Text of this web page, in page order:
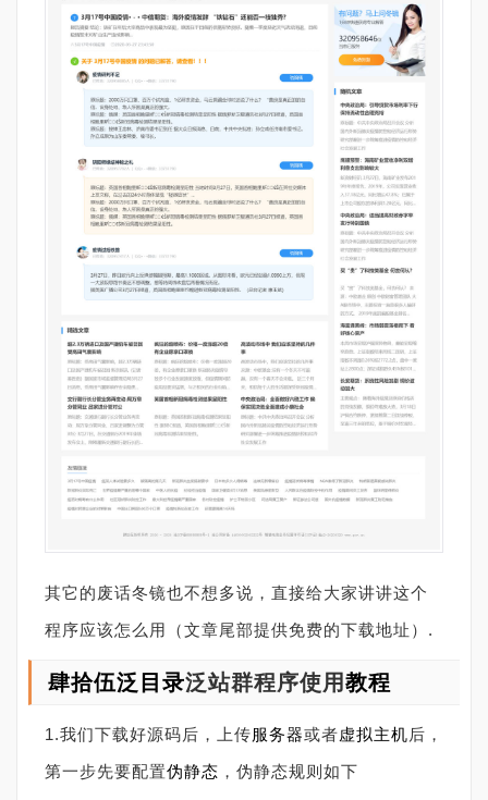
其它的废话冬镜也不想多说，直接给大家讲讲这个
程序应该怎么用（文章尾部提供免费的下载地址）.
肆拾伍泛目录泛站群程序使用教程
1.我们下载好源码后，上传服务器或者虚拟主机后，
第一步先要配置伪静态 ，伪静态规则如下